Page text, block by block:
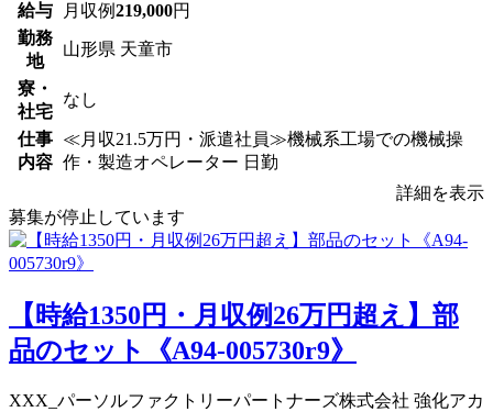
給与 月収例219,000円
勤務
地
山形県 天童市
寮・
社宅
なし
仕事
内容
≪月収21.5万円・派遣社員≫機械系工場での機械操
作・製造オペレーター 日勤
詳細を表示
募集が停止しています
【時給1350円・月収例26万円超え】部
品のセット《A94-005730r9》
XXX_パーソルファクトリーパートナーズ株式会社 強化アカ